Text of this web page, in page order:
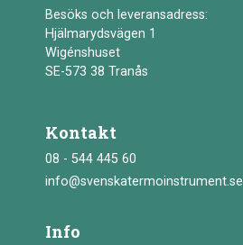
Besöks och leveransadress:
Hjälmarydsvägen 1
Wigénshuset
SE-573 38 Tranås
Kontakt
08 - 544 445 60
info@svenskatermoinstrument.se
Info